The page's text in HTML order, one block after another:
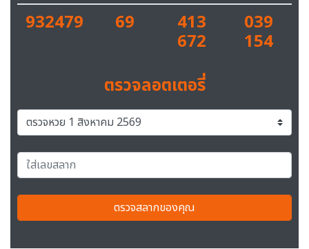
932479 69 413
672
039
154
ตรวจลอตเตอรี่
ตรวจสลากของคุณ